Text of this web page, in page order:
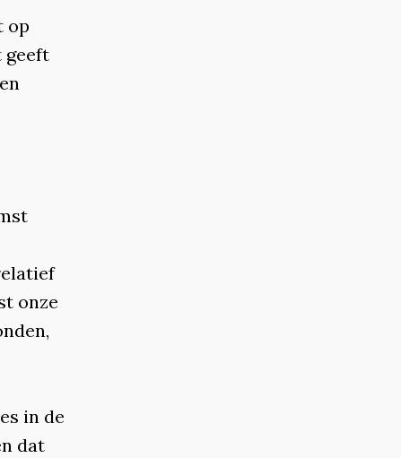
op
geeft
onze
in de
dat